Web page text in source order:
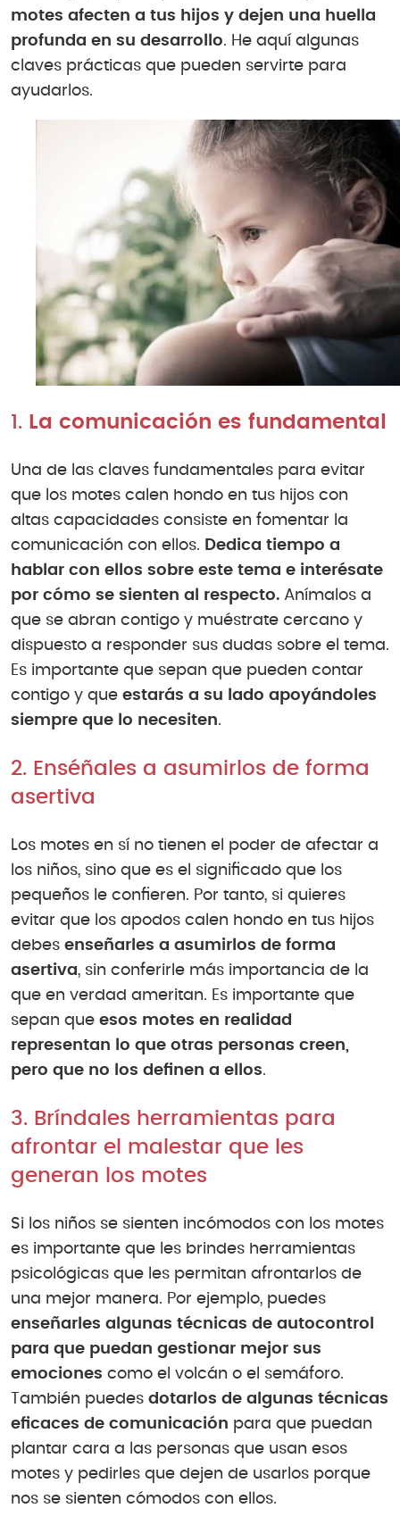
motes afecten a tus hijos y dejen una huella
profunda en su desarrollo. He aquí algunas
claves prácticas que pueden servirte para
ayudarlos.
1. La comunicación es fundamental
Una de las claves fundamentales para evitar
que los motes calen hondo en tus hijos con
altas capacidades consiste en fomentar la
comunicación con ellos. Dedica tiempo a
hablar con ellos sobre este tema e interésate
por cómo se sienten al respecto. Anímalos a
que se abran contigo y muéstrate cercano y
dispuesto a responder sus dudas sobre el tema.
Es importante que sepan que pueden contar
contigo y que estarás a su lado apoyándoles
siempre que lo necesiten.
2. Enséñales a asumirlos de forma
asertiva
Los motes en sí no tienen el poder de afectar a
los niños, sino que es el significado que los
pequeños le confieren. Por tanto, si quieres
evitar que los apodos calen hondo en tus hijos
debes enseñarles a asumirlos de forma
asertiva, sin conferirle más importancia de la
que en verdad ameritan. Es importante que
sepan que esos motes en realidad
representan lo que otras personas creen,
pero que no los definen a ellos.
3. Bríndales herramientas para
afrontar el malestar que les
generan los motes
Si los niños se sienten incómodos con los motes
es importante que les brindes herramientas
psicológicas que les permitan afrontarlos de
una mejor manera. Por ejemplo, puedes
enseñarles algunas técnicas de autocontrol
para que puedan gestionar mejor sus
emociones como el volcán o el semáforo.
También puedes dotarlos de algunas técnicas
eficaces de comunicación para que puedan
plantar cara a las personas que usan esos
motes y pedirles que dejen de usarlos porque
nos se sienten cómodos con ellos.